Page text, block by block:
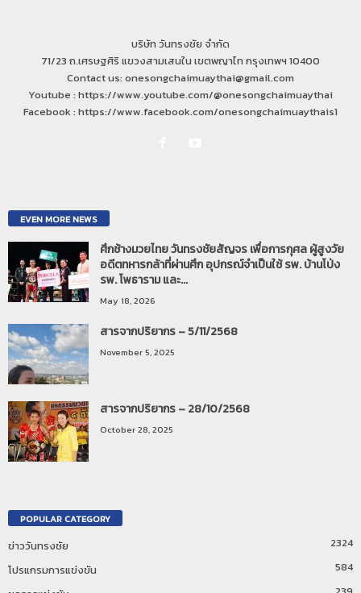
บริษัท วันทรงชัย จำกัด
71/23 ถ.เศรษฐศิริ แขวงสามเสนใน เขตพญาไท กรุงเทพฯ 10400
Contact us: onesongchaimuaythai@gmail.com
Youtube : https://www.youtube.com/@onesongchaimuaythai
Facebook : https://www.facebook.com/onesongchaimuaythais1
EVEN MORE NEWS
ศึกช้างมวยไทย วันทรงชัยสัญจร เพื่อการกุศล ผู้สูงวัย
อดีตทหารกล้าที่ผ่านศึก อุปกรณ์จำเป็นใช้ รพ. บ้านโป่ง
รพ. โพธาราม และ...
May 18, 2026
สารจากปริยากร – 5/11/2568
November 5, 2025
สารจากปริยากร – 28/10/2568
October 28, 2025
POPULAR CATEGORY
ข่าววันทรงชัย
2324
โปรแกรมการแข่งขัน
584